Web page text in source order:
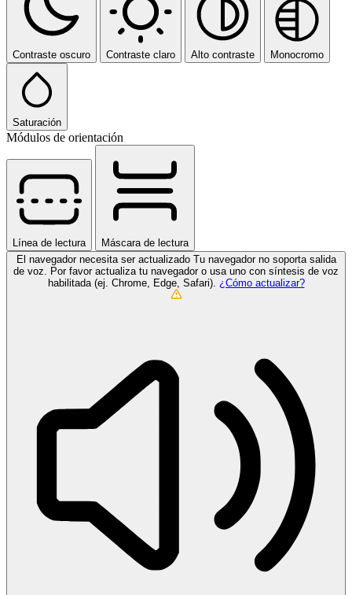
Contraste oscuro Contraste claro Alto contraste Monocromo
Saturación
Módulos de orientación
Línea de lectura
Máscara de lectura
El navegador necesita ser actualizado Tu navegador no soporta salida
de voz. Por favor actualiza tu navegador o usa uno con síntesis de voz
habilitada (ej. Chrome, Edge, Safari). ¿Cómo actualizar?